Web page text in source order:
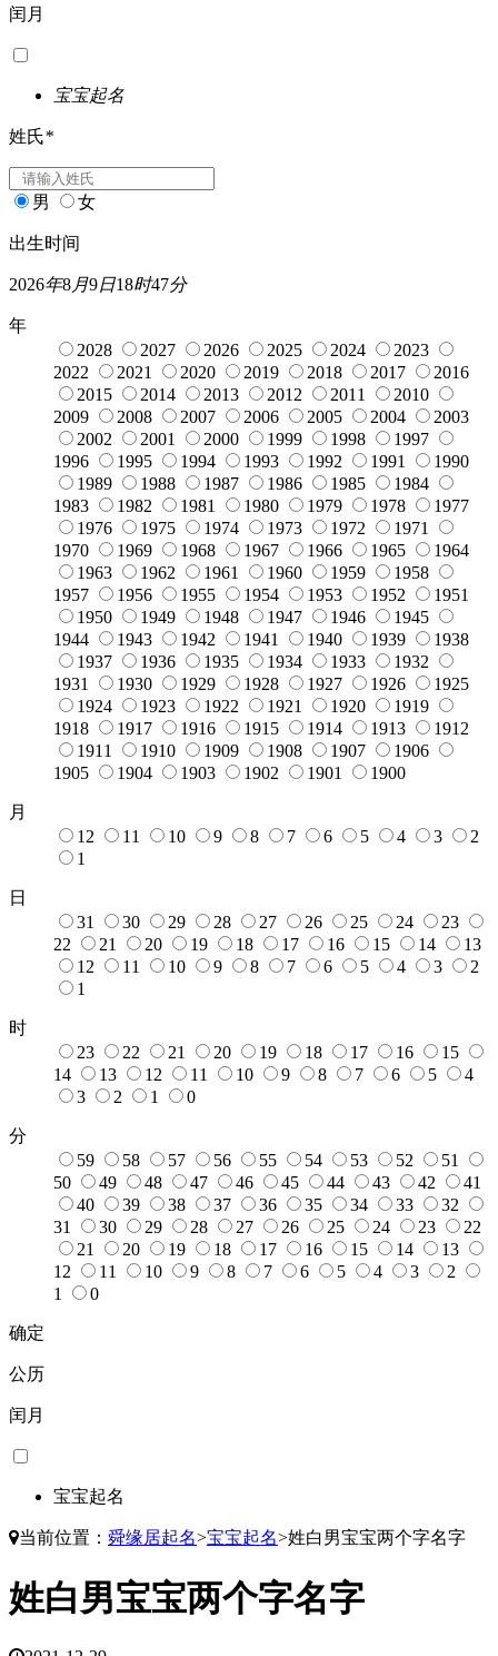
闰月
宝宝起名
姓氏*
男 女
出生时间
2026年8月9日18时47分
年
2028
2027 2026 2025 2024
2023
2022
2021 2020 2019 2018 2017
2016
2015
2014 2013 2012 2011
2010
2009
2008 2007 2006 2005 2004
2003
2002
2001 2000 1999 1998
1997
1996
1995 1994 1993 1992 1991
1990
1989
1988 1987 1986 1985
1984
1983
1982 1981 1980 1979 1978
1977
1976
1975 1974 1973 1972
1971
1970
1969 1968 1967 1966 1965
1964
1963
1962 1961 1960 1959
1958
1957
1956 1955 1954 1953 1952
1951
1950
1949 1948 1947 1946
1945
1944
1943 1942 1941 1940 1939
1938
1937
1936 1935 1934 1933
1932
1931
1930 1929 1928 1927 1926
1925
1924
1923 1922 1921 1920
1919
1918
1917 1916 1915 1914 1913
1912
1911
1910 1909 1908 1907
1906
1905
1904 1903 1902 1901 1900
月
12
11 10 9 8 7 6 5 4 3
2
1
日
31
30 29 28 27 26 25 24
23
22
21 20 19 18 17 16 15 14
13
12
11 10 9 8 7 6 5 4 3
2
1
时
23
22 21 20 19 18 17 16
15
14
13 12 11 10 9 8 7 6 5
4
3
2 1 0
分
59
58 57 56 55 54 53 52
51
50
49 48 47 46 45 44 43 42
41
40
39 38 37 36 35 34 33
32
31
30 29 28 27 26 25 24 23
22
21
20 19 18 17 16 15 14
13
12
11 10 9 8 7 6 5 4 3
2
1
0
确定
公历
闰月
宝宝起名
当前位置： 舜缘居起名>宝宝起名>姓白男宝宝两个字名字
姓白男宝宝两个字名字